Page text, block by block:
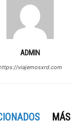
ADMIN
viajemosxrd.com